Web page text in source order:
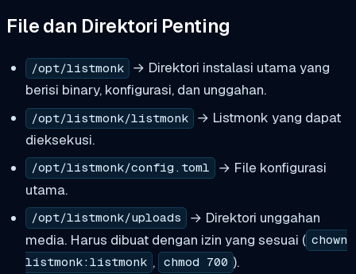
File dan Direktori Penting
/opt/listmonk
→ Direktori instalasi utama yang
berisi binary, konfigurasi, dan unggahan.
/opt/listmonk/listmonk
→ Listmonk yang dapat
dieksekusi.
/opt/listmonk/config.toml
→ File konfigurasi
utama.
/opt/listmonk/uploads
→ Direktori unggahan
media. Harus dibuat dengan izin yang sesuai ( chown
listmonk:listmonk , chmod 700 ).